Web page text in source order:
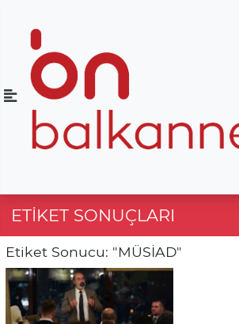
ETIKET SONUÇLARI
Etiket Sonucu: "MÜSİAD"